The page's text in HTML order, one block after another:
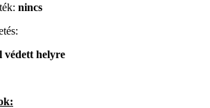
nincs
védett helyre